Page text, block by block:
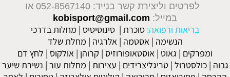
לפרטים וליצירת קשר בנייד: 052-8567140
או
במייל: kobisport@gmail.com
בריאות ורפואה: סוכרת | סינוסיטיס | מחלות בדרכי
הנשימה | אסטמה | אלרגיה | מחלת שלד
ומפרקים | גאוט | אוסטאופורוזיס | קרוהן | אולקוס | לחץ דם
גבוה |כולסטרול |טריגליצרידים | עצירות | מחלות עור | נשירת שיער